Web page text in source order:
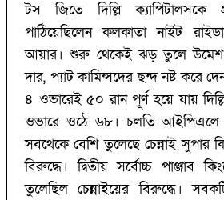
টস জিতে দিল্লি ক্যাপিটালসকে
পাঠিয়েছিলেন কলকাতা নাইট
আয়ার। শুরু থেকেই ঝড় তুলে উমেশ
দার, প্যাট কামিন্সদের ছন্দ নষ্ট করে
৪ ওভারেই ৫০ রান পূর্ণ হয়ে যায়
ওভারে ওঠে ৬৮। চলতি আইপিএলে
সবথেকে বেশি তুলেছে চেন্নাই সুপার
বিরুদ্ধে। দ্বিতীয় সর্বোচ্চ পাঞ্জাব
তুলেছিল চেন্নাইয়ের বিরুদ্ধে।